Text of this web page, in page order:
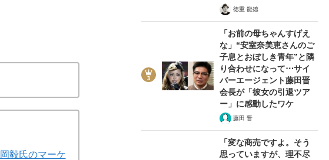
西武・不動産開発の反発、KDDI不正の陥穽、アンス
ティング集団「刀」は“なまくら”か【今月の丸の内コン
営業終了へ》「西武内部だけで話を進めたのだろう」
西武HDの〈施設閉鎖〉が相次ぐ理由は… 【プルデンシ
い」“31億円不正受領”発覚でも頭を下げるライフプラ
毅氏のマーケ
徳重 龍徳
「お前の母ちゃんすげえ
な」“安室奈美恵さんのご
子息とおぼしき青年”と隣
り合わせになって⋯サイ
バーエージェント藤田晋
会長が「彼女の引退ツア
ー」に感動したワケ
藤田 晋
「変な商売ですよ。そう
思っていますが、理不尽